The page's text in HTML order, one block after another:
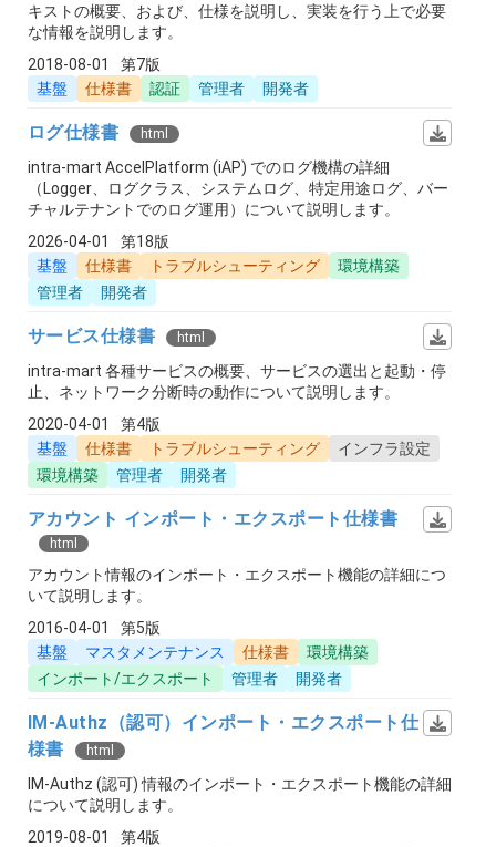
キストの概要、および、仕様を説明し、実装を行う上で必要
な情報を説明します。
2018-08-01
第7版
基盤
仕様書 認証 管理者 開発者
ログ仕様書 html
intra-mart AccelPlatform (iAP) でのログ機構の詳細
（Logger、ログクラス、システムログ、特定用途ログ、バー
チャルテナントでのログ運用）について説明します。
2026-04-01
第18版
基盤
仕様書 トラブルシューティング
環境構築
管理者
開発者
サービス仕様書 html
intra-mart 各種サービスの概要、サービスの選出と起動・停
止、ネットワーク分断時の動作について説明します。
2020-04-01
第4版
基盤
仕様書 トラブルシューティング
インフラ設定
環境構築
管理者 開発者
アカウント インポート・エクスポート仕様書
html
アカウント情報のインポート・エクスポート機能の詳細につ
いて説明します。
2016-04-01
第5版
基盤
マスタメンテナンス 仕様書
環境構築
インポート/エクスポート
管理者 開発者
IM-Authz（認可）インポート・エクスポート仕
様書
html
IM-Authz (認可) 情報のインポート・エクスポート機能の詳細
について説明します。
2019-08-01
第4版